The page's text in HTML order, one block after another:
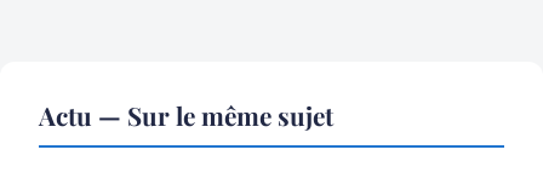
Actu — Sur le même sujet